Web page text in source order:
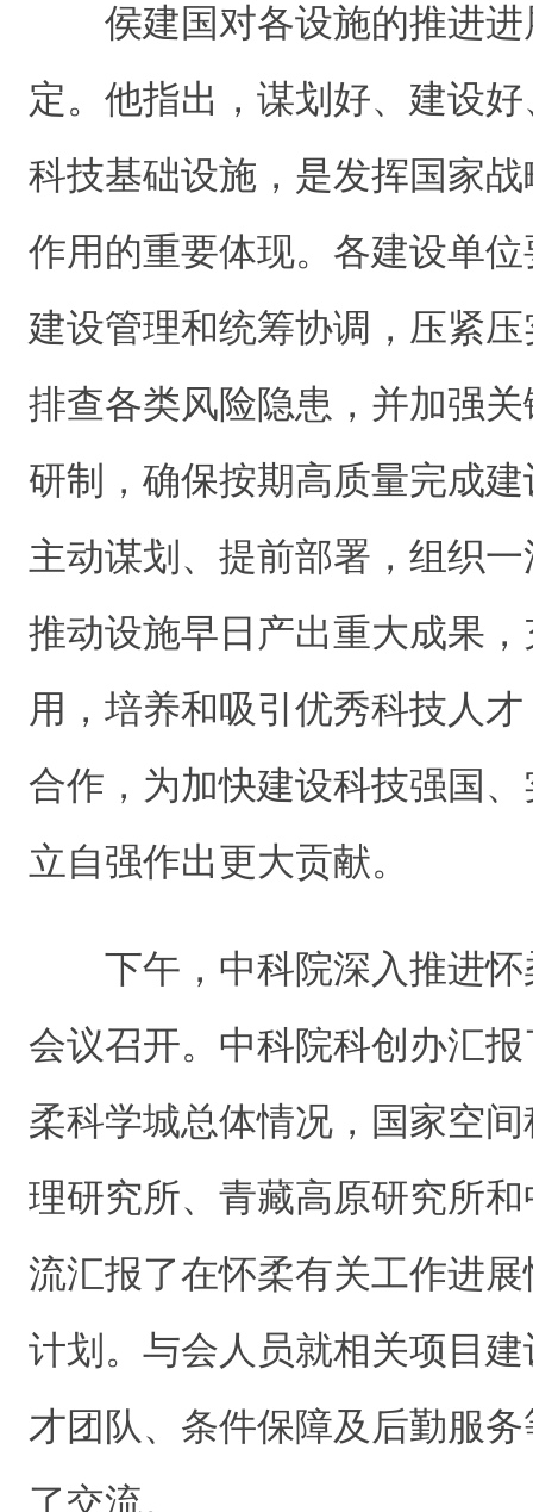
侯建国对各设施的推进进
定。他指出， 谋划好、 建设
科技基础设施，是发挥国家
作用的重要体现。各建设单
建设管理和统筹协调， 压紧
排查各类风险隐患， 并加强
研制， 确保按期高质量完成
主动谋划、提前部署， 组织
推动设施早日产出重大成果，
用， 培养和吸引优秀科技人
合作，为加快建设科技强国
立自强作出更大贡献。
下午，中科院深入推进
会议召开。中科院科创办汇
柔科学城总体情况， 国家空间
理研究所、青藏高原研究所和
流汇报了在怀柔有关工作进展
计划 。与会人员就相关项目
才团队、条件保障及后勤服务
了交流。